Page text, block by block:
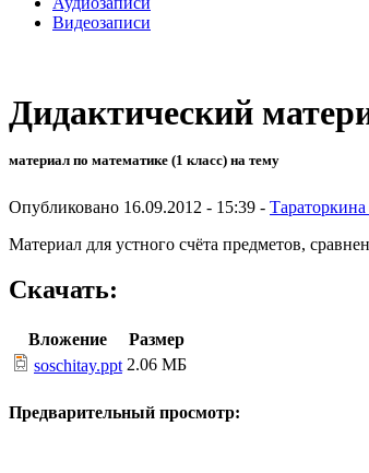
Видеозаписи
Дидактический
материал по математике (1 класс) на тему
Опубликовано 16.09.2012 - 15:39 -
Материал для устного счёта предметов,
Скачать:
Вложение
Размер
soschitay.ppt 2.06 МБ
Предварительный просмотр: